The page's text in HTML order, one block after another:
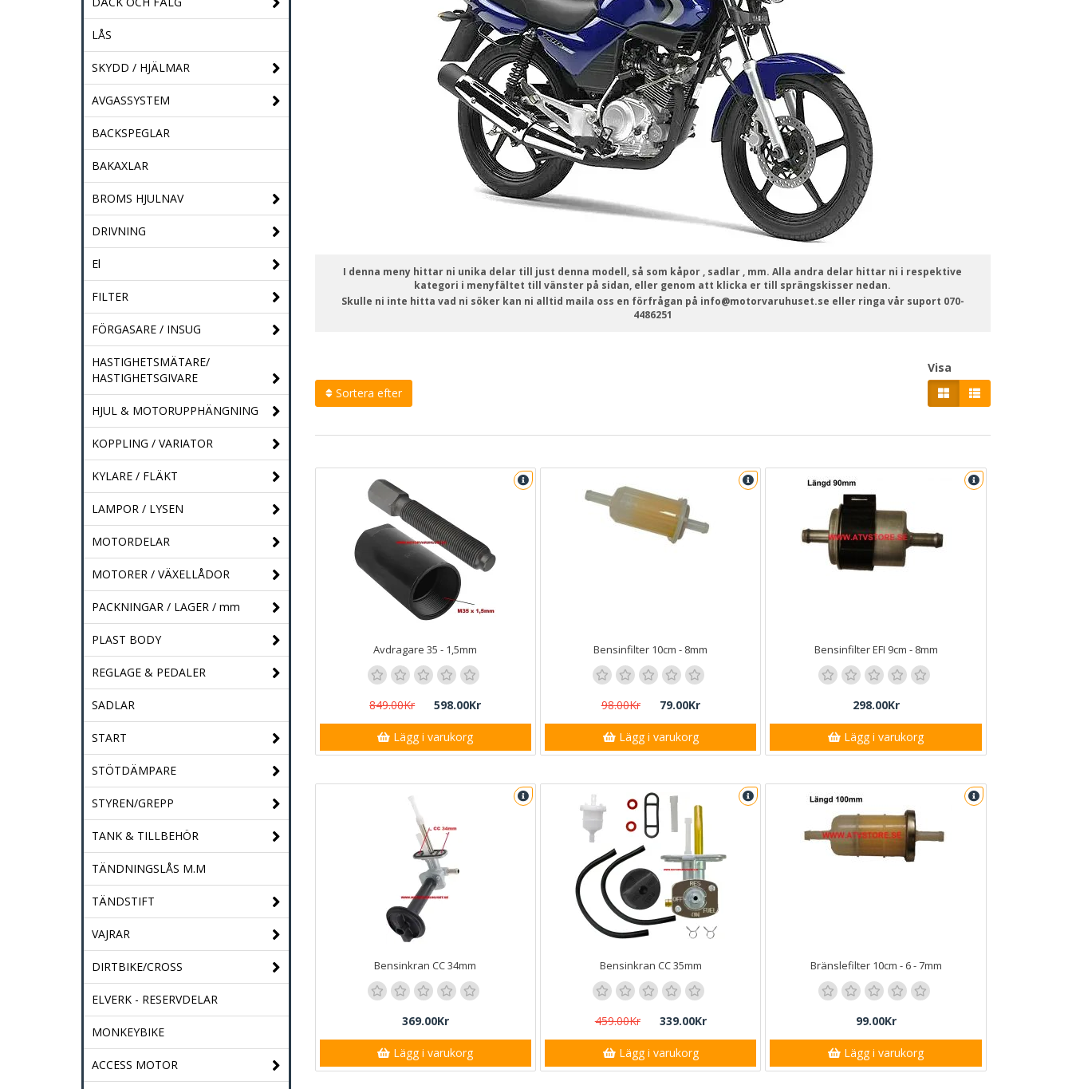
LÅS
SKYDD / HJÄLMAR
AVGASSYSTEM
BACKSPEGLAR
BAKAXLAR
BROMS HJULNAV
DRIVNING
El
FILTER
FÖRGASARE / INSUG
HASTIGHETSMÄTARE/
HASTIGHETSGIVARE
HJUL & MOTORUPPHÄNGNING
KOPPLING / VARIATOR
KYLARE / FLÄKT
LAMPOR / LYSEN
MOTORDELAR
MOTORER / VÄXELLÅDOR
PACKNINGAR / LAGER / mm
PLAST BODY
REGLAGE & PEDALER
SADLAR
START
STÖTDÄMPARE
STYREN/GREPP
TANK & TILLBEHÖR
TÄNDNINGSLÅS M.M
TÄNDSTIFT
VAJRAR
DIRTBIKE/CROSS
ELVERK - RESERVDELAR
MONKEYBIKE
ACCESS MOTOR
I denna meny hittar ni unika delar till just denna modell, så som kåpor , sadlar , mm. Alla andra delar hittar ni i respektive
kategori i menyfältet till vänster på sidan, eller genom att klicka er till sprängskisser nedan.
Skulle ni inte hitta vad ni söker kan ni alltid maila oss en förfrågan på info@motorvaruhuset.se eller ringa vår suport 070-
4486251
Sortera efter
Visa
Avdragare 35 - 1,5mm
849.00Kr 598.00Kr
Lägg i varukorg
Bensinfilter 10cm - 8mm
98.00Kr 79.00Kr
Lägg i varukorg
Bensinfilter EFI 9cm - 8mm
298.00Kr
Lägg i varukorg
Bensinkran CC 34mm
369.00Kr
Lägg i varukorg
Bensinkran CC 35mm
459.00Kr 339.00Kr
Lägg i varukorg
Bränslefilter 10cm - 6 - 7mm
99.00Kr
Lägg i varukorg